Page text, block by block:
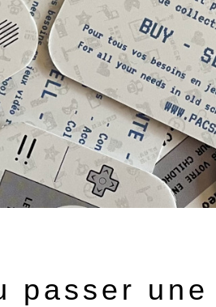
passer une